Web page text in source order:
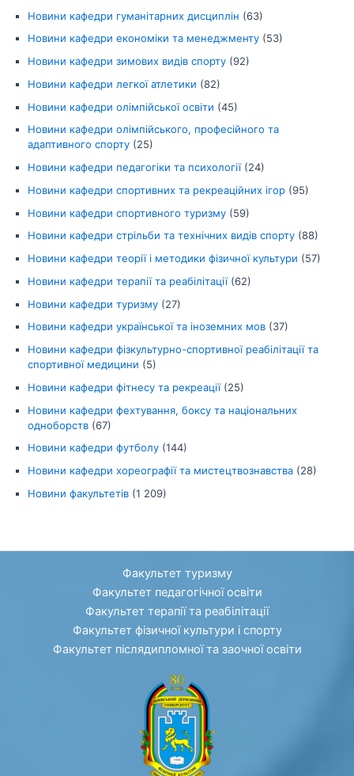
Новини кафедри гуманітарних дисциплін (63)
Новини кафедри економіки та менеджменту (53)
Новини кафедри зимових видів спорту (92)
Новини кафедри легкої атлетики (82)
Новини кафедри олімпійської освіти (45)
Новини кафедри олімпійського, професійного та
адаптивного спорту (25)
Новини кафедри педагогіки та психології(24)
Новини кафедри спортивних та рекреаційних ігор (95)
Новини кафедри спортивного туризму (59)
Новини кафедри стрільби та технічних видів спорту (88)
Новини кафедри теорії і методики фізичної культури (57)
Новини кафедри терапії та реабілітації(62)
Новини кафедри туризму (27)
Новини кафедри української та іноземних мов (37)
Новини кафедри фізкультурно-спортивної реабілітації та
спортивної медицини (5)
Новини кафедри фітнесу та рекреації(25)
Новини кафедри фехтування, боксу та національних
одноборств (67)
Новини кафедри футболу (144)
Новини кафедри хореографії та мистецтвознавства (28)
Новини факультетів (1 209)
Факультет туризму
Факультет педагогічної освіти
Факультет терапії та реабілітації
Факультет фізичної культури і спорту
Факультет післядипломної та заочної освіти